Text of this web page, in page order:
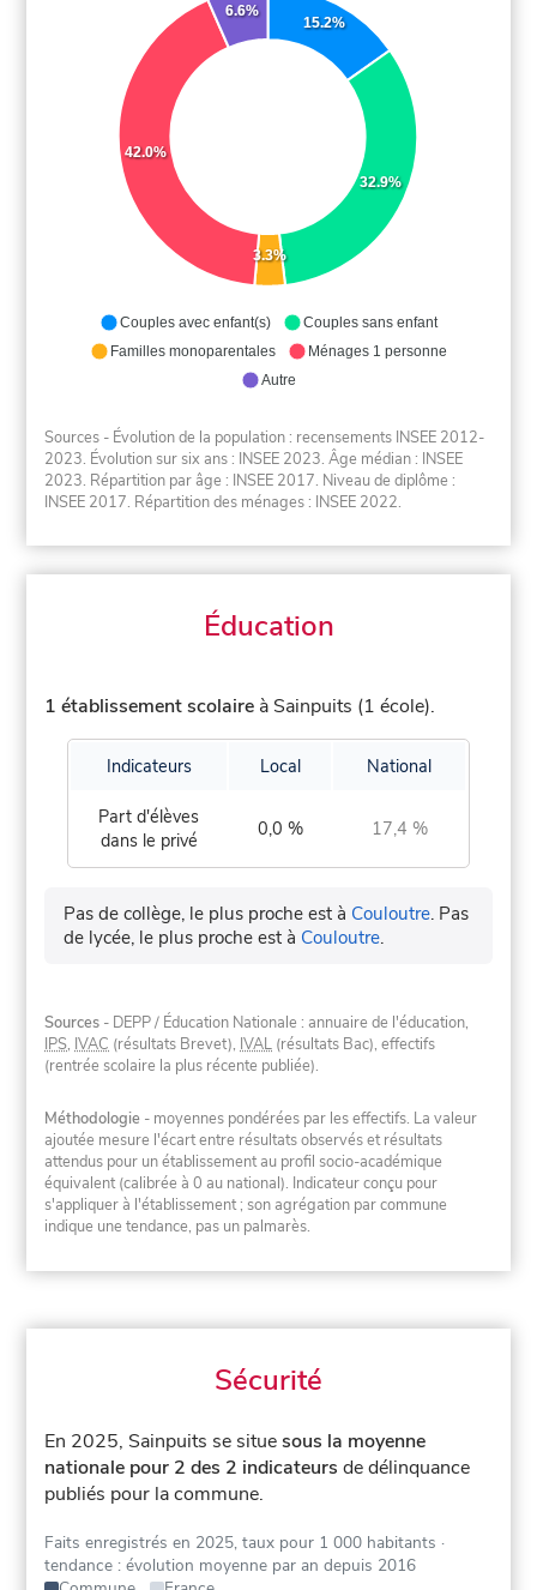
15.2%
32.9%
3.3%
42.0%
6.6%
Couples avec enfant(s)
Couples sans enfant
Familles monoparentales
Ménages 1 personne
Autre
Sources - Évolution de la population : recensements INSEE 2012-
2023. Évolution sur six ans : INSEE 2023. Âge médian : INSEE
2023. Répartition par âge : INSEE 2017. Niveau de diplôme :
INSEE 2017. Répartition des ménages : INSEE 2022.
Éducation
1 établissement scolaire à Sainpuits (1 école).
Indicateurs Local National
Part d'élèves
dans le privé
0,0 % 17,4 %
Pas de collège, le plus proche est à Couloutre. Pas
de lycée, le plus proche est à Couloutre.
Sources - DEPP / Éducation Nationale : annuaire de l'éducation,
IPS, IVAC (résultats Brevet), IVAL (résultats Bac), effectifs
(rentrée scolaire la plus récente publiée).
Méthodologie - moyennes pondérées par les effectifs. La valeur
ajoutée mesure l'écart entre résultats observés et résultats
attendus pour un établissement au profil socio-académique
équivalent (calibrée à 0 au national). Indicateur conçu pour
s'appliquer à l'établissement ; son agrégation par commune
indique une tendance, pas un palmarès.
Sécurité
En 2025, Sainpuits se situesous la moyenne
nationale pour 2 des 2 indicateurs de délinquance
publiés pour la commune.
Faits enregistrés en 2025, taux pour 1 000 habitants ·
tendance : évolution moyenne par an depuis 2016